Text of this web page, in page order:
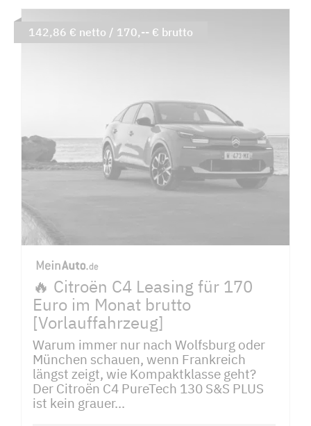
🔥 Citroën C4 Leasing für 170
Euro im Monat brutto
[Vorlauffahrzeug]
Warum immer nur nach Wolfsburg oder
München schauen, wenn Frankreich
längst zeigt, wie Kompaktklasse geht?
Der Citroën C4 PureTech 130 S&S PLUS
ist kein grauer...
142,86 € netto / 170,-- € brutto